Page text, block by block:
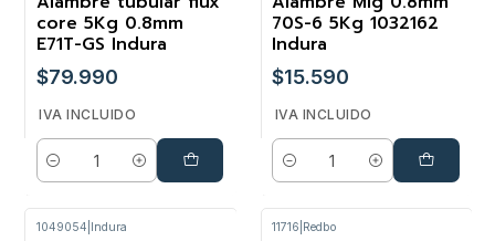
core 5Kg 0.8mm
E71T-GS Indura
$79.990
IVA INCLUIDO
Cantidad
70S-6 5Kg 1032162
Indura
$15.590
IVA INCLUIDO
Cantidad
1049054 Indura 11716 Redbo